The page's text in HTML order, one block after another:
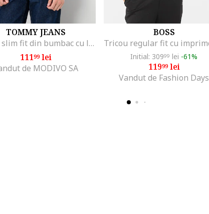
TOMMY JEANS
Tricou slim fit din bumbac cu logo discret
11199lei
de MODIVO SA
BOSS
Initial: 30999 lei -61%
11999lei
Vandut de Fashion Days